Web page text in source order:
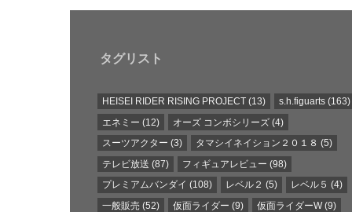
タグリスト
HEISEI RIDER RISING PROJECT (13) s.h.figuarts (163)
エネミー (12) オーズ コンボシリーズ (4)
スーツアクター (3) タマシイネイション２０１８ (5)
テレビ放送 (87) フィギュアレビュー (98)
プレミアムバンダイ (108) レベル２ (5) レベル５ (4)
一般販売 (52) 仮面ライダー (9) 仮面ライダーW(9)